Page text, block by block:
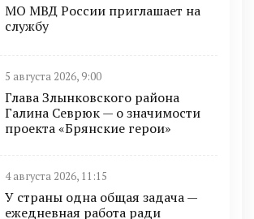
МО МВД России приглашает на
службу
5 августа 2026, 9:00
Глава Злынковского района
Галина Севрюк — о значимости
проекта «Брянские герои»
4 августа 2026, 11:15
У страны одна общая задача —
ежедневная работа ради